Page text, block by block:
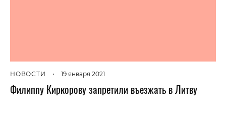
НОВОСТИ • 19 января 2021
Филиппу Киркорову запретили въезжать в Литву